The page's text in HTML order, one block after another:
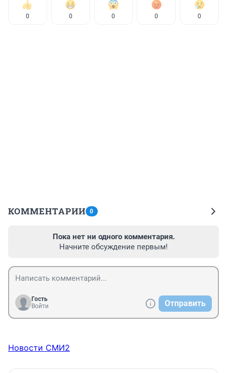
0 0 0 0 0
КОММЕНТАРИИ 0
Пока нет ни одного комментария.
Начните обсуждение первым!
Гость
Войти
Отправить
Новости СМИ2